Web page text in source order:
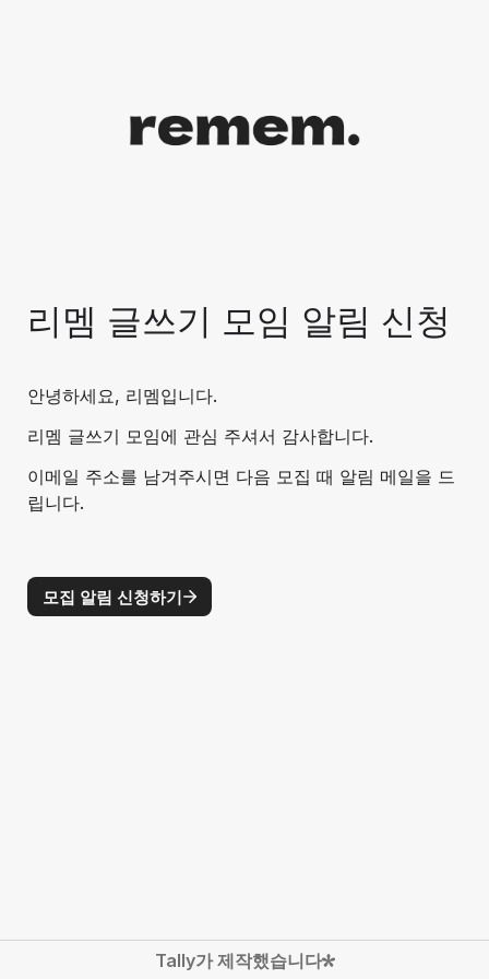
리멤 글쓰기 모임 알림 신청
안녕하세요, 리멤입니다.
리멤 글쓰기 모임에 관심 주셔서 감사합니다.
이메일 주소를 남겨주시면 다음 모집 때 알림 메일을 드
립니다.
모집 알림 신청하기
Tally가 제작했습니다